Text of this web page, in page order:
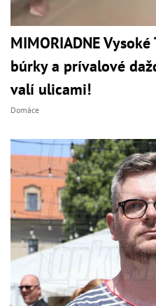
MIMORIADNE
búrky a prívalové
valí ulicami!
Domáce